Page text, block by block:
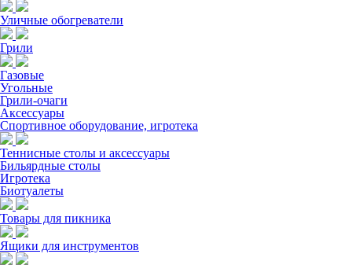
Уличные обогреватели
Грили
Газовые
Угольные
Грили-очаги
Аксессуары
Спортивное оборудование, игротека
Теннисные столы и аксессуары
Бильярдные столы
Игротека
Биотуалеты
Товары для пикника
Ящики для инструментов